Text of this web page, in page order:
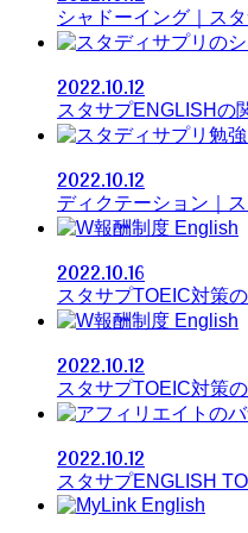
シャドーイング｜ス
2022.10.12
スタサプENGLISHの
2022.10.12
ディクテーション｜
English
2022.10.16
スタサプTOEIC対策
English
2022.10.12
スタサプTOEIC対策
2022.10.12
スタサプENGLISH
English